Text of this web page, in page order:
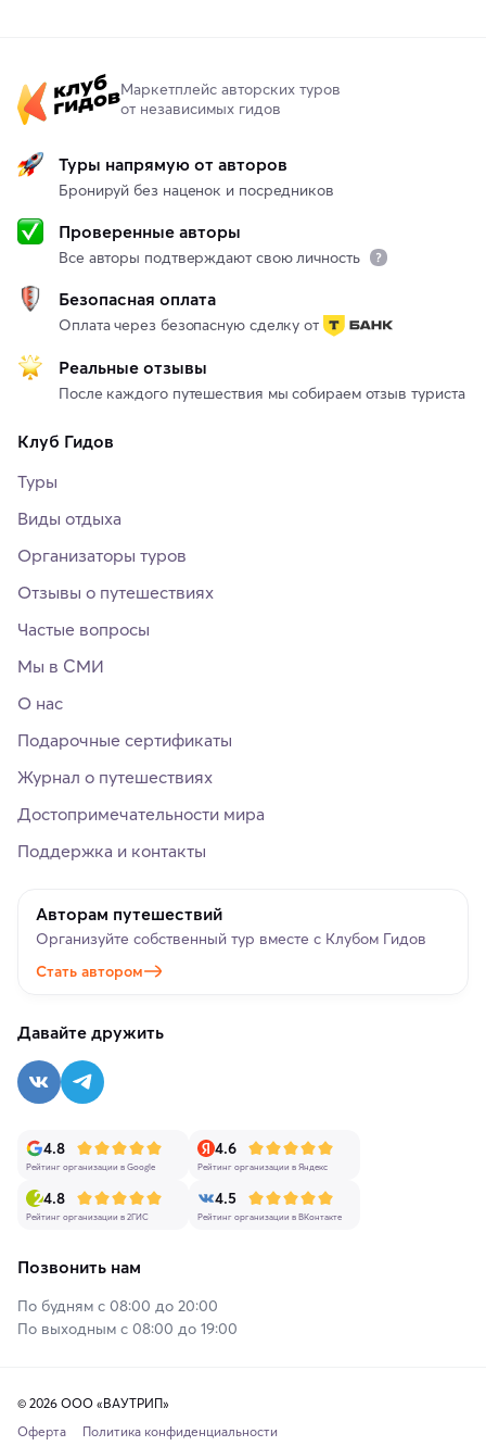
Маркетплейс авторских туров
от независимых гидов
Туры напрямую от авторов
Бронируй без наценок и посредников
Проверенные авторы
Все авторы подтверждают свою личность
Безопасная оплата
Оплата через безопасную сделку от
Реальные отзывы
После каждого путешествия мы собираем отзыв туриста
Клуб Гидов
Туры
Виды отдыха
Организаторы туров
Отзывы о путешествиях
Частые вопросы
Мы в СМИ
О нас
Подарочные сертификаты
Журнал о путешествиях
Достопримечательности мира
Поддержка и контакты
Авторам путешествий
Организуйте собственный тур вместе с Клубом Гидов
Стать автором
Давайте дружить
4.8
Рейтинг организации в Google
4.6
Рейтинг организации в Яндекс
4.8
Рейтинг организации в 2ГИС
4.5
Рейтинг организации в ВКонтакте
Позвонить нам
По будням с 08:00 до 20:00
По выходным с 08:00 до 19:00
© 2026 ООО «ВАУТРИП»
Оферта
Политика конфиденциальности